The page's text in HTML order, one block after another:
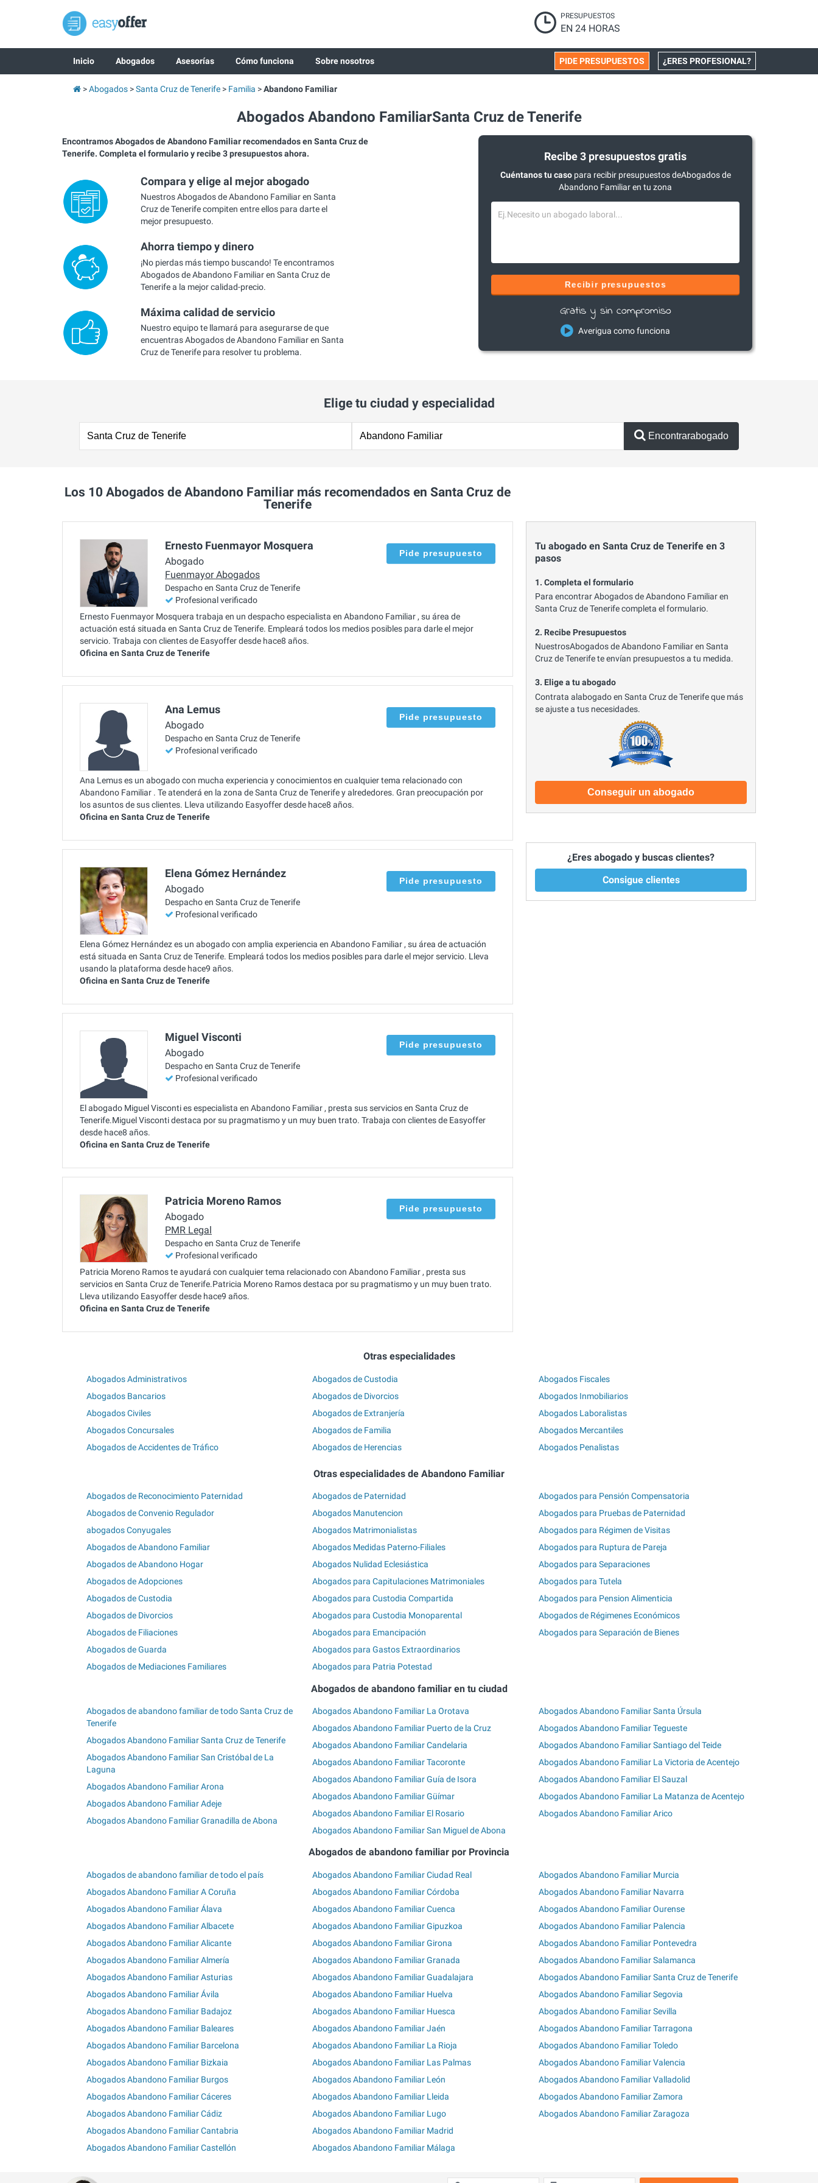
PRESUPUESTOS
EN 24 HORAS
Inicio Abogados Asesorías Cómo funciona Sobre nosotros ¿ERES PROFESIONAL?
PIDE PRESUPUESTOS
Abogados Santa Cruz de Tenerife Familia Abandono Familiar
Abogados Abandono FamiliarSanta Cruz de Tenerife
Encontramos Abogados de Abandono Familiar recomendados en Santa Cruz de
Tenerife. Completa el formulario y recibe 3 presupuestos ahora.
Compara y elige al mejor abogado
Nuestros Abogados de Abandono Familiar en Santa
Cruz de Tenerife compiten entre ellos para darte el
mejor presupuesto.
Ahorra tiempo y dinero
¡No pierdas más tiempo buscando! Te encontramos
Abogados de Abandono Familiar en Santa Cruz de
Tenerife a la mejor calidad-precio.
Máxima calidad de servicio
Nuestro equipo te llamará para asegurarse de que
encuentras Abogados de Abandono Familiar en Santa
Cruz de Tenerife para resolver tu problema.
Recibe 3 presupuestos gratis
Cuéntanos tu casopara recibir presupuestos deAbogados de
Abandono Familiar en tu zona
Recibir presupuestos
Gratis y sin compromiso
Averigua como funciona
Elige tu ciudad y especialidad
Encontrarabogado
Los 10 Abogados de Abandono Familiar más recomendados en Santa Cruz de
Tenerife
Ernesto Fuenmayor Mosquera
Abogado
Fuenmayor Abogados
Despacho en Santa Cruz de Tenerife
Profesional verificado
Pide presupuesto
Ernesto Fuenmayor Mosquera trabaja en un despacho especialista en Abandono Familiar , su área de
actuación está situada en Santa Cruz de Tenerife. Empleará todos los medios posibles para darle el mejor
servicio. Trabaja con clientes de Easyoffer desde hace8 años.
Oficina en Santa Cruz de Tenerife
Ana Lemus
Abogado
Despacho en Santa Cruz de Tenerife
Profesional verificado
Pide presupuesto
Ana Lemus es un abogado con mucha experiencia y conocimientos en cualquier tema relacionado con
Abandono Familiar . Te atenderá en la zona de Santa Cruz de Tenerife y alrededores. Gran preocupación por
los asuntos de sus clientes. Lleva utilizando Easyoffer desde hace8 años.
Oficina en Santa Cruz de Tenerife
Elena Gómez Hernández
Abogado
Despacho en Santa Cruz de Tenerife
Profesional verificado
Pide presupuesto
Elena Gómez Hernández es un abogado con amplia experiencia en Abandono Familiar , su área de actuación
está situada en Santa Cruz de Tenerife. Empleará todos los medios posibles para darle el mejor servicio. Lleva
usando la plataforma desde hace9 años.
Oficina en Santa Cruz de Tenerife
Miguel Visconti
Abogado
Despacho en Santa Cruz de Tenerife
Profesional verificado
Pide presupuesto
El abogado Miguel Visconti es especialista en Abandono Familiar , presta sus servicios en Santa Cruz de
Tenerife.Miguel Visconti destaca por su pragmatismo y un muy buen trato. Trabaja con clientes de Easyoffer
desde hace8 años.
Oficina en Santa Cruz de Tenerife
Patricia Moreno Ramos
Abogado
PMR Legal
Despacho en Santa Cruz de Tenerife
Profesional verificado
Pide presupuesto
Patricia Moreno Ramos te ayudará con cualquier tema relacionado con Abandono Familiar , presta sus
servicios en Santa Cruz de Tenerife.Patricia Moreno Ramos destaca por su pragmatismo y un muy buen trato.
Lleva utilizando Easyoffer desde hace9 años.
Oficina en Santa Cruz de Tenerife
Tu abogado en Santa Cruz de Tenerife en 3
pasos
1. Completa el formulario
Para encontrar Abogados de Abandono Familiar en
Santa Cruz de Tenerife completa el formulario.
2. Recibe Presupuestos
NuestrosAbogados de Abandono Familiar en Santa
Cruz de Tenerife te envían presupuestos a tu medida.
3. Elige a tu abogado
Contrata alabogado en Santa Cruz de Tenerife que más
se ajuste a tus necesidades.
Conseguir un abogado
¿Eres abogado y buscas clientes?
Consigue clientes
Otras especialidades
Abogados Administrativos
Abogados Bancarios
Abogados Civiles
Abogados Concursales
Abogados de Accidentes de Tráfico
Abogados de Custodia
Abogados de Divorcios
Abogados de Extranjería
Abogados de Familia
Abogados de Herencias
Abogados Fiscales
Abogados Inmobiliarios
Abogados Laboralistas
Abogados Mercantiles
Abogados Penalistas
Otras especialidades de Abandono Familiar
Abogados de Reconocimiento Paternidad
Abogados de Convenio Regulador
abogados Conyugales
Abogados de Abandono Familiar
Abogados de Abandono Hogar
Abogados de Adopciones
Abogados de Custodia
Abogados de Divorcios
Abogados de Filiaciones
Abogados de Guarda
Abogados de Mediaciones Familiares
Abogados de Paternidad
Abogados Manutencion
Abogados Matrimonialistas
Abogados Medidas Paterno-Filiales
Abogados Nulidad Eclesiástica
Abogados para Capitulaciones Matrimoniales
Abogados para Custodia Compartida
Abogados para Custodia Monoparental
Abogados para Emancipación
Abogados para Gastos Extraordinarios
Abogados para Patria Potestad
Abogados para Pensión Compensatoria
Abogados para Pruebas de Paternidad
Abogados para Régimen de Visitas
Abogados para Ruptura de Pareja
Abogados para Separaciones
Abogados para Tutela
Abogados para Pension Alimenticia
Abogados de Régimenes Económicos
Abogados para Separación de Bienes
Abogados de abandono familiar en tu ciudad
Abogados de abandono familiar de todo Santa Cruz de
Tenerife
Abogados Abandono Familiar Santa Cruz de Tenerife
Abogados Abandono Familiar San Cristóbal de La
Laguna
Abogados Abandono Familiar Arona
Abogados Abandono Familiar Adeje
Abogados Abandono Familiar Granadilla de Abona
Abogados Abandono Familiar La Orotava
Abogados Abandono Familiar Puerto de la Cruz
Abogados Abandono Familiar Candelaria
Abogados Abandono Familiar Tacoronte
Abogados Abandono Familiar Guía de Isora
Abogados Abandono Familiar Güímar
Abogados Abandono Familiar El Rosario
Abogados Abandono Familiar San Miguel de Abona
Abogados Abandono Familiar Santa Úrsula
Abogados Abandono Familiar Tegueste
Abogados Abandono Familiar Santiago del Teide
Abogados Abandono Familiar La Victoria de Acentejo
Abogados Abandono Familiar El Sauzal
Abogados Abandono Familiar La Matanza de Acentejo
Abogados Abandono Familiar Arico
Abogados de abandono familiar por Provincia
Abogados de abandono familiar de todo el país
Abogados Abandono Familiar A Coruña
Abogados Abandono Familiar Álava
Abogados Abandono Familiar Albacete
Abogados Abandono Familiar Alicante
Abogados Abandono Familiar Almería
Abogados Abandono Familiar Asturias
Abogados Abandono Familiar Ávila
Abogados Abandono Familiar Badajoz
Abogados Abandono Familiar Baleares
Abogados Abandono Familiar Barcelona
Abogados Abandono Familiar Bizkaia
Abogados Abandono Familiar Burgos
Abogados Abandono Familiar Cáceres
Abogados Abandono Familiar Cádiz
Abogados Abandono Familiar Cantabria
Abogados Abandono Familiar Castellón
Abogados Abandono Familiar Ciudad Real
Abogados Abandono Familiar Córdoba
Abogados Abandono Familiar Cuenca
Abogados Abandono Familiar Gipuzkoa
Abogados Abandono Familiar Girona
Abogados Abandono Familiar Granada
Abogados Abandono Familiar Guadalajara
Abogados Abandono Familiar Huelva
Abogados Abandono Familiar Huesca
Abogados Abandono Familiar Jaén
Abogados Abandono Familiar La Rioja
Abogados Abandono Familiar Las Palmas
Abogados Abandono Familiar León
Abogados Abandono Familiar Lleida
Abogados Abandono Familiar Lugo
Abogados Abandono Familiar Madrid
Abogados Abandono Familiar Málaga
Abogados Abandono Familiar Murcia
Abogados Abandono Familiar Navarra
Abogados Abandono Familiar Ourense
Abogados Abandono Familiar Palencia
Abogados Abandono Familiar Pontevedra
Abogados Abandono Familiar Salamanca
Abogados Abandono Familiar Santa Cruz de Tenerife
Abogados Abandono Familiar Segovia
Abogados Abandono Familiar Sevilla
Abogados Abandono Familiar Tarragona
Abogados Abandono Familiar Toledo
Abogados Abandono Familiar Valencia
Abogados Abandono Familiar Valladolid
Abogados Abandono Familiar Zamora
Abogados Abandono Familiar Zaragoza